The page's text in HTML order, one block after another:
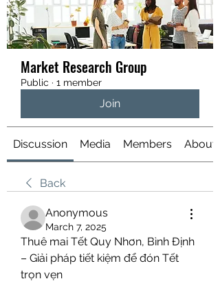
Market Research Group
Public · 1 member
Join
Discussion Media Members About
Back
Anonymous
March 7, 2025
Thuê mai Tết Quy Nhơn, Bình Định
– Giải pháp tiết kiệm để đón Tết
trọn vẹn